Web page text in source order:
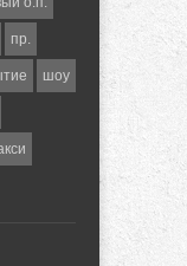
пр.
шоу